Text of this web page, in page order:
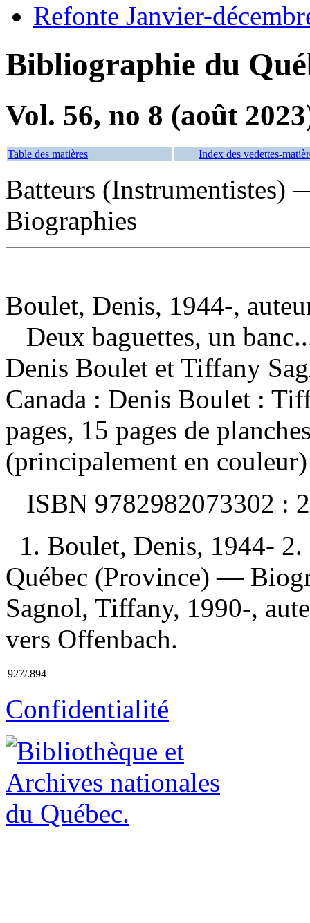
Refonte Janvier-
Bibliographie du
Vol. 56, no 8 (août
Table des matières Index des vedettes-
Batteurs
Biographies
Boulet, Denis, 1944-,
Deux baguettes, un
Denis Boulet et Tiffany
Canada : Denis Boulet :
pages, 15 pages de
(principalement en
ISBN 9782982073302 :
1. Boulet, Denis, 1944-
Québec (Province) —
Sagnol, Tiffany, 1990-,
vers Offenbach.
927/.894
Confidentialité